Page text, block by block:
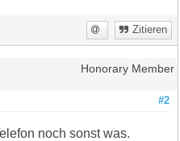
Zitieren
Honorary Member
#2
noch sonst was.